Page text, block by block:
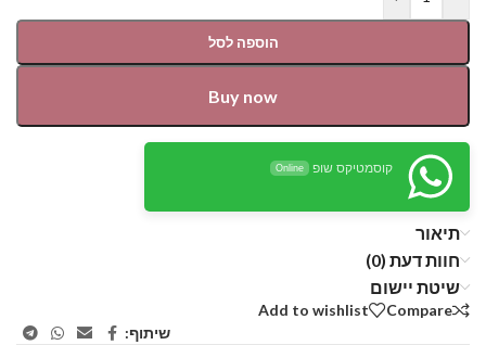
הוספה לסל
Buy now
קוסמטיקס שופ Online
תיאור
חוות דעת (0)
שיטת יישום
Compare
Add to wishlist
שיתוף: